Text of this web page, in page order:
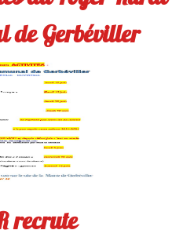
de Gerbéviller
recrute